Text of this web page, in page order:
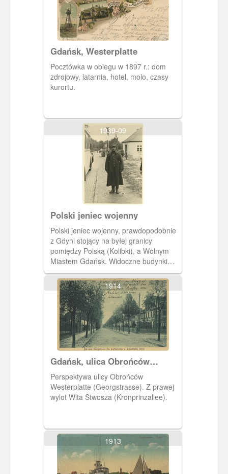
Gdańsk, Westerplatte
Pocztówka w obiegu w 1897 r.: dom
zdrojowy, latarnia, hotel, molo, czasy
kurortu.
1939-09
Polski jeniec wojenny
Polski jeniec wojenny, prawdopodobnie
z Gdyni stojący na byłej granicy
pomiędzy Polską (Kolibki), a Wolnym
Miastem Gdańsk. Widoczne budynki
graniczne.
1914
Gdańsk, ulica Obrońców
Westerplatte (Georgstrasse)
Perspektywa ulicy Obrońców
Westerplatte (Georgstrasse). Z prawej
wylot Wita Stwosza (Kronprinzallee).
1913